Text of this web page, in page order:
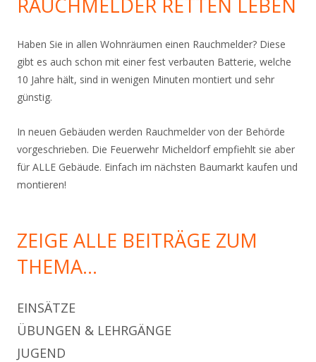
Haben Sie in allen Wohnräumen einen Rauchmelder? Diese
gibt es auch schon mit einer fest verbauten Batterie, welche
10 Jahre hält, sind in wenigen Minuten montiert und sehr
günstig.
In neuen Gebäuden werden Rauchmelder von der Behörde
vorgeschrieben. Die Feuerwehr Micheldorf empfiehlt sie aber
für ALLE Gebäude. Einfach im nächsten Baumarkt kaufen und
montieren!
ZEIGE ALLE BEITRÄGE ZUM
THEMA…
EINSÄTZE
ÜBUNGEN & LEHRGÄNGE
JUGEND